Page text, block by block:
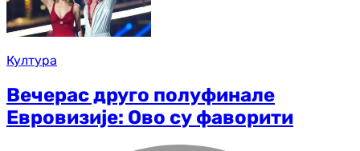
Култура
Вечерас друго полуфинале
Евровизије: Ово су фаворити